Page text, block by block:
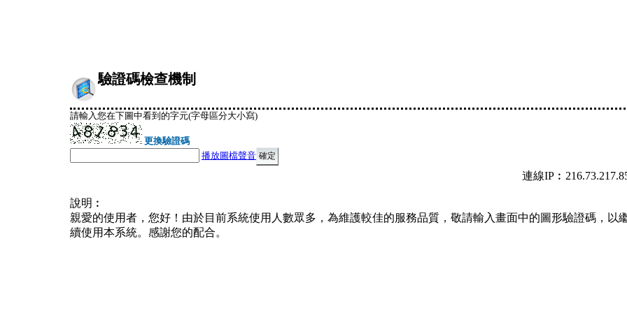
驗證碼檢查機制
請輸入您在下圖中看到的字元(字母區分大小寫)
更換驗證碼
播放圖檔聲音
連線
說明︰
親愛的使用者，您好！由於目前系統使用人數眾多，為維護較佳的服務品質，敬請輸入畫面中的圖形驗證碼，以
續使用本系統。感謝您的配合。